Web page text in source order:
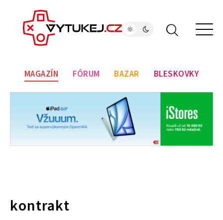
MAGAZÍN FÓRUM BAZAR BLESKOVKY
kontrakt